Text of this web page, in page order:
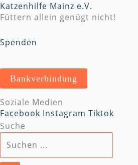
Katzenhilfe Mainz e.V.
Füttern allein genügt nicht!
Spenden
Bankverbindung
Soziale Medien
Facebook Instagram Tiktok
Suche